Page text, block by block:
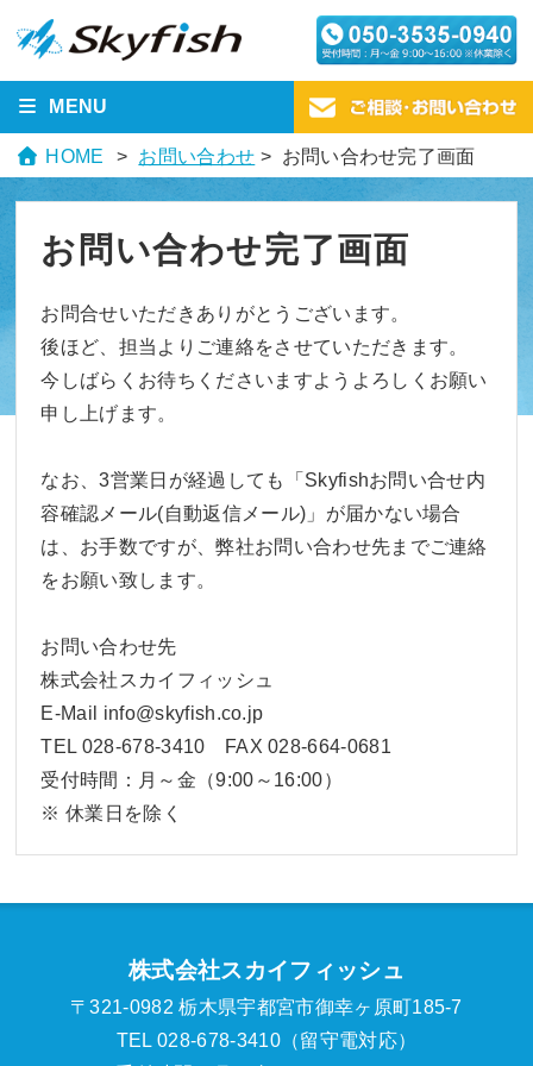
MENU
HOME お問い合わせ > お問い合わせ完了画面
お問い合わせ完了画面
お問合せいただきありがとうございます。
後ほど、担当よりご連絡をさせていただきます。
今しばらくお待ちくださいますようよろしくお願い
申し上げます。
なお、3営業日が経過しても「Skyfishお問い合せ内
容確認メール(自動返信メール)」が届かない場合
は、お手数ですが、弊社お問い合わせ先までご連絡
をお願い致します。
お問い合わせ先
株式会社スカイフィッシュ
E-Mail info@skyfish.co.jp
TEL 028-678-3410 FAX 028-664-0681
受付時間：月～金（9:00～16:00）
※ 休業日を除く
株式会社スカイフィッシュ
〒321-0982 栃木県宇都宮市御幸ヶ原町185-7
TEL 028-678-3410（留守電対応）